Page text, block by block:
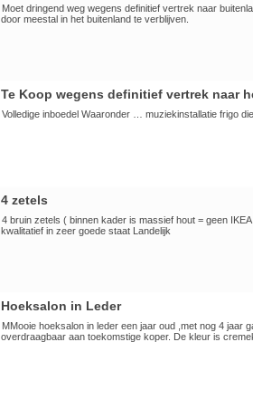
Moet dringend weg wegens definitief vertrek naar
door meestal in het buitenland te verblijven.
Te Koop wegens definitief vertrek naar
Volledige inboedel Waaronder … muziekinstallatie frigo
4 zetels
4 bruin zetels ( binnen kader is massief hout = geen
kwalitatief in zeer goede staat Landelijk
Hoeksalon in Leder
MMooie hoeksalon in leder een jaar oud ,met nog 4 jaar
overdraagbaar aan toekomstige koper. De kleur is